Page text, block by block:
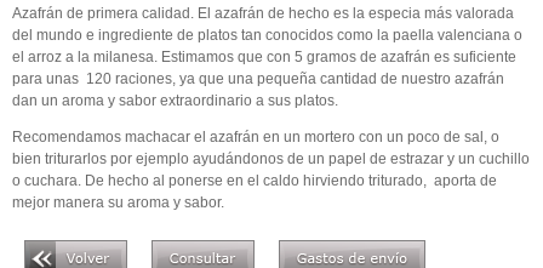
Azafrán de primera calidad. El azafrán de hecho es la especia más valorada
del mundo e ingrediente de platos tan conocidos como la paella valenciana o
el arroz a la milanesa. Estimamos que con 5 gramos de azafrán es suficiente
para unas 120 raciones, ya que una pequeña cantidad de nuestro azafrán
dan un aroma y sabor extraordinario a sus platos.
Recomendamos machacar el azafrán en un mortero con un poco de sal, o
bien triturarlos por ejemplo ayudándonos de un papel de estrazar y un cuchillo
o cuchara. De hecho al ponerse en el caldo hirviendo triturado, aporta de
mejor manera su aroma y sabor.